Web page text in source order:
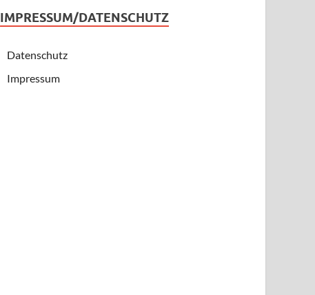
IMPRESSUM/DATENSCHUTZ
Datenschutz
Impressum